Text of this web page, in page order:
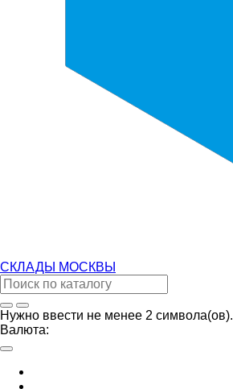
СКЛАДЫ МОСКВЫ
Нужно ввести не менее 2 символа(ов).
Валюта: